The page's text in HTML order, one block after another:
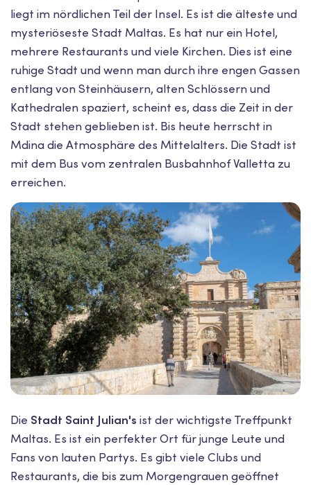
liegt im nördlichen Teil der Insel. Es ist die älteste und
mysteriöseste Stadt Maltas. Es hat nur ein Hotel,
mehrere Restaurants und viele Kirchen. Dies ist eine
ruhige Stadt und wenn man durch ihre engen Gassen
entlang von Steinhäusern, alten Schlössern und
Kathedralen spaziert, scheint es, dass die Zeit in der
Stadt stehen geblieben ist. Bis heute herrscht in
Mdina die Atmosphäre des Mittelalters. Die Stadt ist
mit dem Bus vom zentralen Busbahnhof Valletta zu
erreichen.
Die Stadt Saint Julian's ist der wichtigste Treffpunkt
Maltas. Es ist ein perfekter Ort für junge Leute und
Fans von lauten Partys. Es gibt viele Clubs und
Restaurants, die bis zum Morgengrauen geöffnet